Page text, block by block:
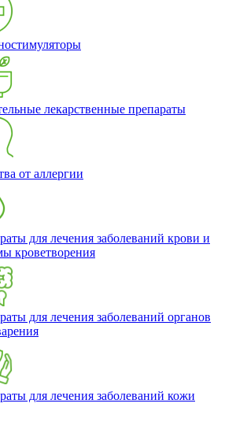
лекарственные препараты
от аллергии
для лечения заболеваний крови и
кроветворения
для лечения заболеваний органов
для лечения заболеваний кожи